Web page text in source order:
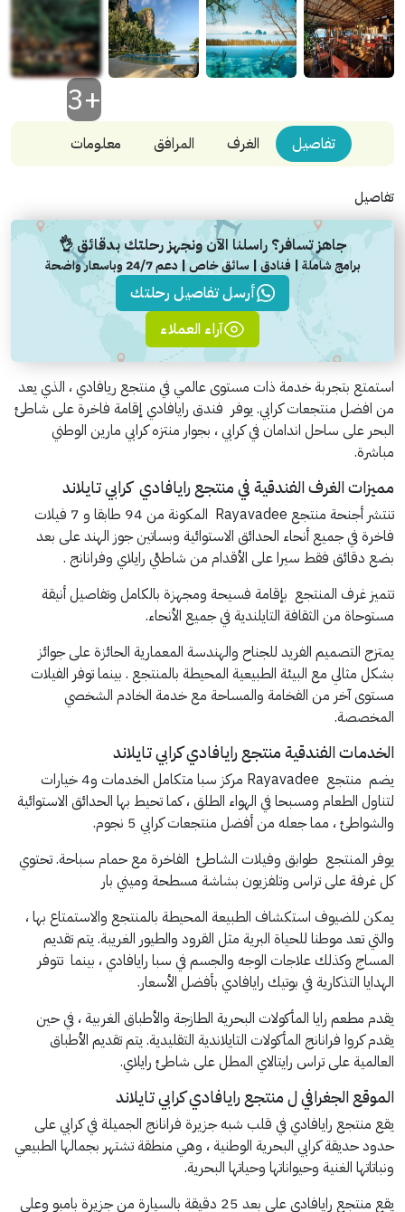
+3
تفاصيل الغرف المرافق معلومات
تفاصيل
جاهز تسافر؟ راسلنا الآن ونجهز رحلتك بدقائق 👌
برامج شاملة | فنادق | سائق خاص | دعم 24/7 وباسعار واضحة
أرسل تفاصيل رحلتك
آراء العملاء
استمتع بتجربة خدمة ذات مستوى عالمي في منتجع ريافادي ، الذي يعد
من افضل منتجعات كرابي. يوفر فندق رايافادي إقامة فاخرة على شاطئ
البحر على ساحل اندامان في كرابي ، بجوار منتزه كرابي مارين الوطني
مباشرة.
مميزات الغرف الفندقية في منتجع رايافادي كرابي تايلاند
تنتشر أجنحة منتجع Rayavadee المكونة من 94 طابقا و 7 فيلات
فاخرة في جميع أنحاء الحدائق الاستوائية وبساتين جوز الهند على بعد
بضع دقائق فقط سيرا على الأقدام من شاطئي رايلاي وفرانانج .
تتميز غرف المنتجع بإقامة فسيحة ومجهزة بالكامل وتفاصيل أنيقة
مستوحاة من الثقافة التايلندية في جميع الأنحاء.
يمتزج التصميم الفريد للجناح والهندسة المعمارية الحائزة على جوائز
بشكل مثالي مع البيئة الطبيعية المحيطة بالمنتجع . بينما توفر الفيلات
مستوى آخر من الفخامة والمساحة مع خدمة الخادم الشخصي
المخصصة.
الخدمات الفندقية منتجع رايافادي كرابي تايلاند
يضم منتجع Rayavadee مركز سبا متكامل الخدمات و4 خيارات
لتناول الطعام ومسبحا في الهواء الطلق ، كما تحيط بها الحدائق الاستوائية
والشواطئ ، مما جعله من أفضل منتجعات كرابي 5 نجوم.
يوفر المنتجع طوابق وفيلات الشاطئ الفاخرة مع حمام سباحة. تحتوي
كل غرفة على تراس وتلفزيون بشاشة مسطحة وميني بار
يمكن للضيوف استكشاف الطبيعة المحيطة بالمنتجع والاستمتاع بها ،
والتي تعد موطنا للحياة البرية مثل القرود والطيور الغريبة. يتم تقديم
المساج وكذلك علاجات الوجه والجسم في سبا رايافادي ، بينما تتوفر
الهدايا التذكارية في بوتيك رايافادي بأفضل الأسعار.
يقدم مطعم رايا المأكولات البحرية الطازجة والأطباق الغربية ، في حين
يقدم كروا فرانانج المأكولات التايلاندية التقليدية. يتم تقديم الأطباق
العالمية على تراس رايتالاي المطل على شاطئ رايلاي.
الموقع الجغرافي ل منتجع رايافادي كرابي تايلاند
يقع منتجع رايافادي في قلب شبه جزيرة فرانانج الجميلة في كرابي على
حدود حديقة كرابي البحرية الوطنية ، وهي منطقة تشتهر بجمالها الطبيعي
ونباتاتها الغنية وحيواناتها وحياتها البحرية.
يقع منتجع رايافادي على بعد 25 دقيقة بالسيارة من جزيرة بامبو وعلى